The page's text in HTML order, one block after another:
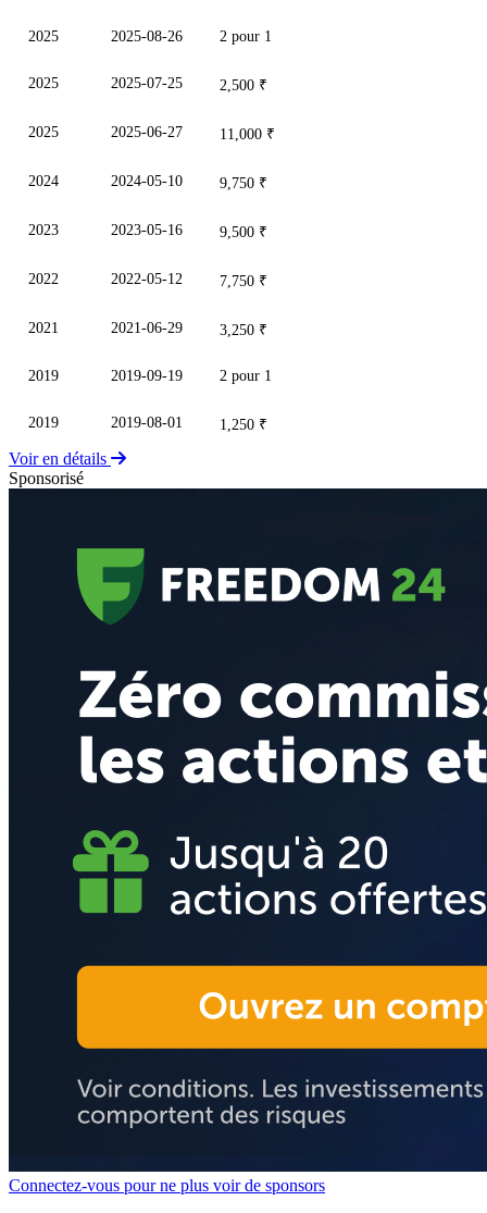
2025 2025-08-26 2 pour 1
2025 2025-07-25 2,500 ₹
2025 2025-06-27 11,000 ₹
2024 2024-05-10 9,750 ₹
2023 2023-05-16 9,500 ₹
2022 2022-05-12 7,750 ₹
2021 2021-06-29 3,250 ₹
2019 2019-09-19 2 pour 1
2019 2019-08-01 1,250 ₹
Voir en détails
Sponsorisé
Connectez-vous pour ne plus voir de sponsors